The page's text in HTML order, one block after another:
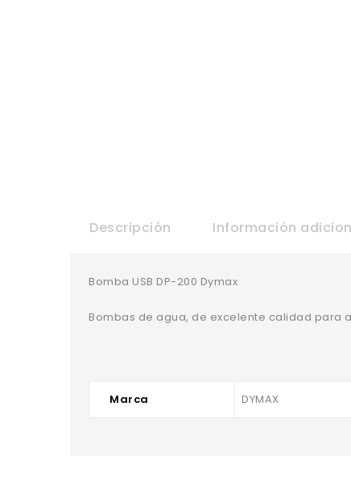
Descripción Información
Bomba USB DP-200 Dymax
Bombas de agua, de excelente calidad para
Marca DYMAX